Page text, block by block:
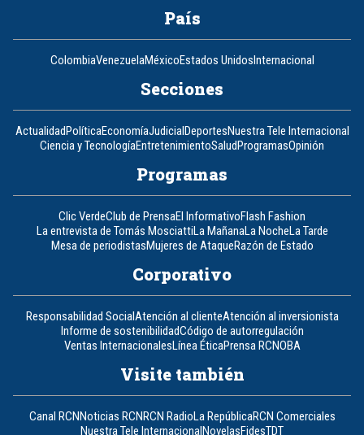
País
ColombiaVenezuelaMéxicoEstados Unidos Internacional
Secciones
Actualidad PolíticaEconomíaJudicial DeportesNuestra Tele Internacional
Ciencia y TecnologíaEntretenimientoSalud ProgramasOpinión
Programas
Clic VerdeClub de PrensaEl InformativoFlash Fashion
La entrevista de Tomás MosciattiLa MañanaLa NocheLa Tarde
Mesa de periodistasMujeres de AtaqueRazón de Estado
Corporativo
Responsabilidad SocialAtención al clienteAtención al inversionista
Informe de sostenibilidadCódigo de autorregulación
Ventas InternacionalesLínea ÉticaPrensa RCNOBA
Visite también
Canal RCN Noticias RCN RCN RadioLa RepúblicaRCN Comerciales
Nuestra Tele Internacional NovelasFidesTDT